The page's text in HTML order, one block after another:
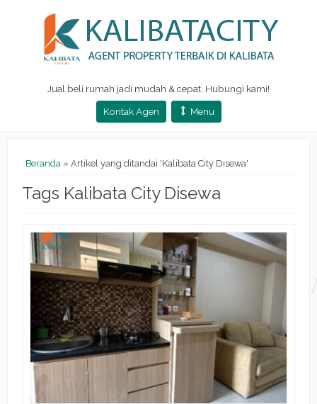
Jual beli rumah jadi mudah & cepat. Hubungi kami!
Kontak Agen
Menu
Beranda » Artikel yang ditandai 'Kalibata City Disewa'
Tags Kalibata City Disewa